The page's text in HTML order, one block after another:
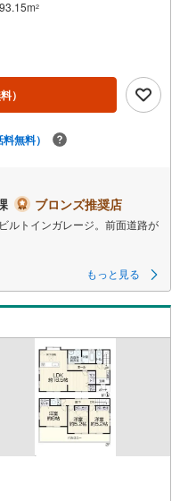
93.15m2
）
料無料）
ブロンズ推奨店
ルトインガレージ。前面道路が
ー21スターライフにお任せくだ
ではの物件も豊富にご用意し
能です。
その中でも、アメリカ本部が
賞できない賞。それが「センチ
を2003年から欠かすことなく
やご購入の際に実際かかる諸
買い物になりますので、しっ
きます。
もっと見る